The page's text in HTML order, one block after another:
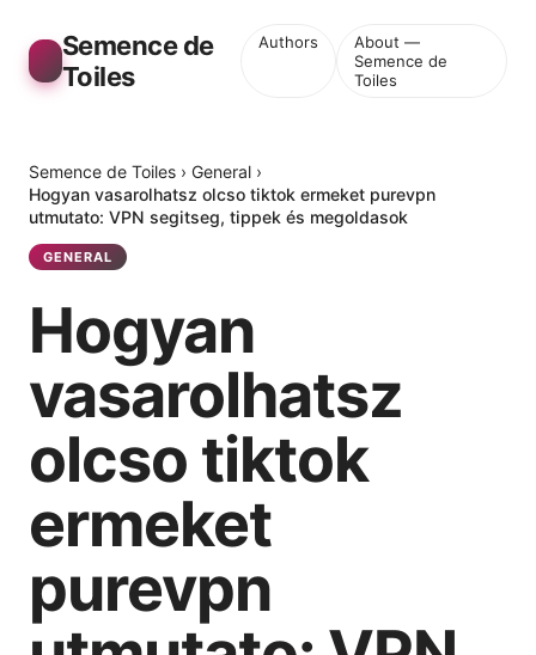
Semence de
Toiles
Authors
About —
Semence de
Toiles
Semence de Toiles › General ›
Hogyan vasarolhatsz olcso tiktok ermeket purevpn
utmutato: VPN segitseg, tippek és megoldasok
GENERAL
Hogyan
vasarolhatsz
olcso tiktok
ermeket
purevpn